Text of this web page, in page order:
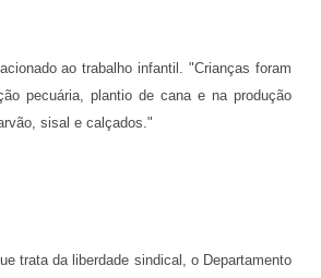
ao trabalho infantil. "Crianças foram
pecuária, plantio de cana e na produção
sisal e calçados."
trata da liberdade sindical, o Departamento